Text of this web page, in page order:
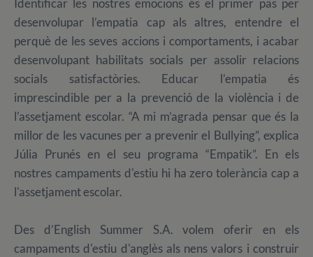
Identificar les nostres emocions és el primer pas per
desenvolupar l’empatia cap als altres, entendre el
perquè de les seves accions i comportaments, i acabar
desenvolupant habilitats socials per assolir relacions
socials satisfactòries. Educar l’empatia és
imprescindible per a la prevenció de la violència i de
l'assetjament escolar. “A mi m’agrada pensar que és la
millor de les vacunes per a prevenir el Bullying”, explica
Júlia Prunés en el seu programa “Empatik”. En els
nostres campaments d'estiu hi ha zero tolerància cap a
l'assetjament escolar.
Des d’English Summer S.A. volem oferir en els
campaments d'estiu d'anglès als nens valors i construir